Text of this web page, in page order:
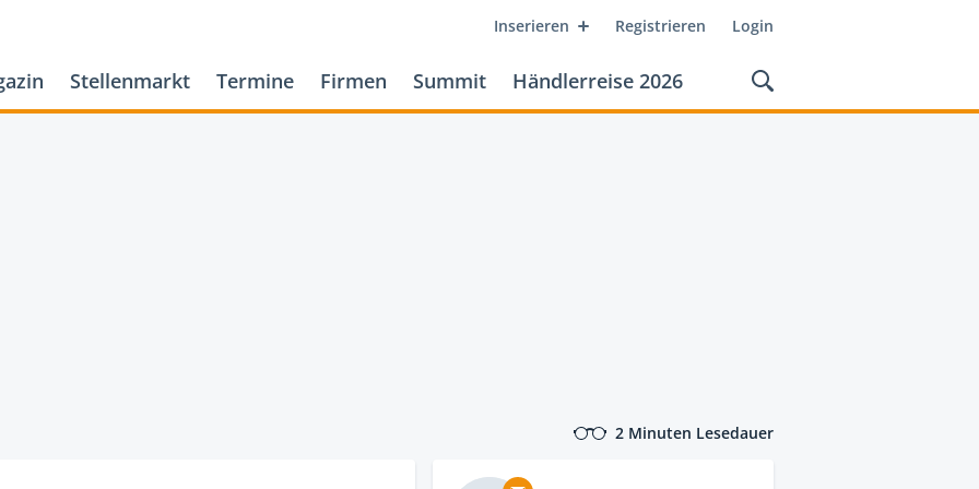
Inserieren Registrieren Login
Stellenmarkt Termine Firmen Summit Händlerreise 2026
2 Minuten Lesedauer